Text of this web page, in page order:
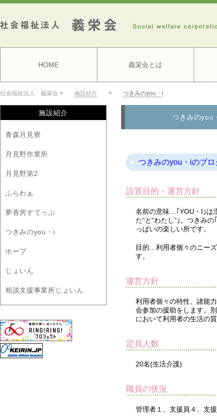
HOME 義栄会とは
社会福祉法人 義栄会 > 施設紹介 > つきみのyou・i
施設紹介
青森月見寮
月見野作業所
月見野第2
ふらわぁ
夢香房すてっぷ
つきみのyou・i
ホープ
じょいん
相談支援事業所じょいん
つきみのyou
つきみのyou・iのブロ
設置目的・運営方針
名前の意味…｢YOU・I｣は
た“と“わたし“｣。つきみ
っぱいの楽しい所です。
目的…利用者個々のニー
す。
運営方針
利用者個々の特性、諸能
会参加の援助をします。
において利用者の生活の
定員人数
20名(生活介護)
職員の状況
管理者１、支援員４、支